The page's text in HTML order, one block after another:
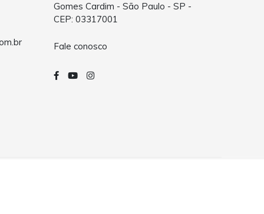
Gomes Cardim - São Paulo - SP -
CEP: 03317001
Fale conosco